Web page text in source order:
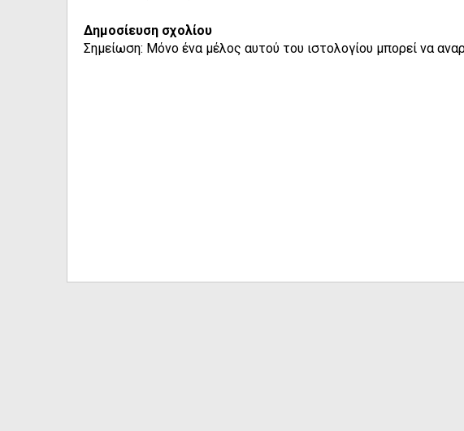
Δημοσίευση σχολίου
Σημείωση: Μόνο ένα μέλος αυτού του ιστολογίου μπορεί να